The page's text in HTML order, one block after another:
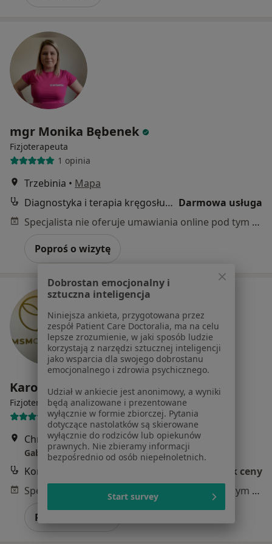
mgr Monika Bębenek
Fizjoterapeuta
1 opinia
Trzebinia • Mapa
Diagnostyka i terapia kręgosłupa (pierwsza wizyta) Darmowa usługa
Specjalista nie oferuje umawiania online pod tym adresem.
Poproś o wizytę
Karolina Gąsior
Fizjoterapeuta
3 opinie
Chrzanów • Mapa
Gabinet
Konsultacja fizjoterapeutyczna
Brak ceny
Specjalista nie oferuje umawiania online pod tym adresem.
Poproś o wizytę
Dobrostan emocjonalny i
sztuczna inteligencja
Niniejsza ankieta, przygotowana przez
zespół Patient Care Doctoralia, ma na celu
lepsze zrozumienie, w jaki sposób ludzie
korzystają z narzędzi sztucznej inteligencji
jako wsparcia dla swojego dobrostanu
emocjonalnego i zdrowia psychicznego.
Udział w ankiecie jest anonimowy, a wyniki
będą analizowane i prezentowane
wyłącznie w formie zbiorczej. Pytania
dotyczące nastolatków są skierowane
wyłącznie do rodziców lub opiekunów
prawnych. Nie zbieramy informacji
bezpośrednio od osób niepełnoletnich.
Start survey